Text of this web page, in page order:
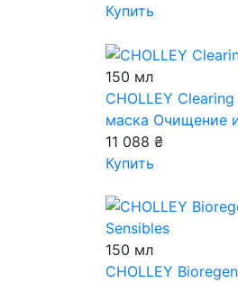
Купить
150 мл
CHOLLEY
маска Очищение
11 088 ₴
Купить
150 мл
CHOLLEY